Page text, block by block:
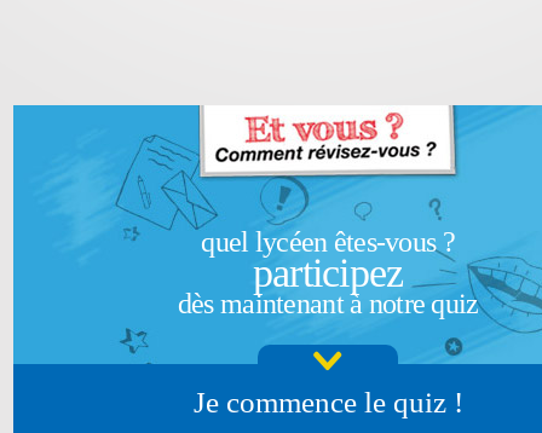
quel lycéen êtes-vous ?
participez
dès maintenant à notre quiz
Je commence le quiz !